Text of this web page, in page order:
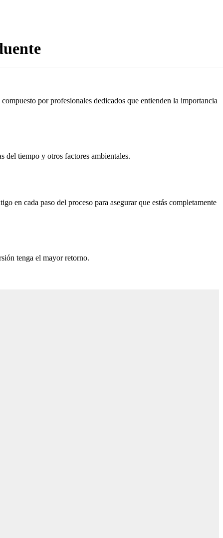
por profesionales dedicados que entienden la importancia
del tiempo y otros factores ambientales.
en cada paso del proceso para asegurar que estás completamente
tenga el mayor retorno.